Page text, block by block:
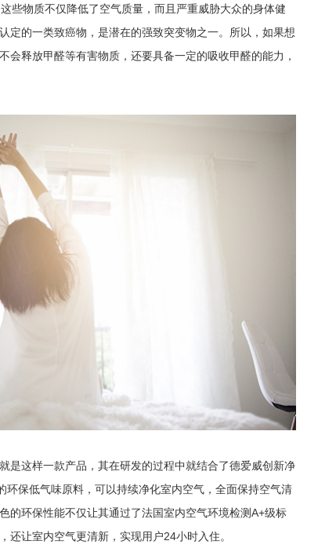
些物质不仅降低了空气质量，而且严重威胁大众的身体健
定的一类致癌物，是潜在的强致突变物之一。所以，如果想
会释放甲醛等有害物质，还要具备一定的吸收甲醛的能力，
是这样一款产品，其在研发的过程中就结合了德爱威创新净
环保低气味原料，可以持续净化室内空气，全面保持空气清
的环保性能不仅让其通过了法国室内空气环境检测A+级标
还让室内空气更清新，实现用户24小时入住。